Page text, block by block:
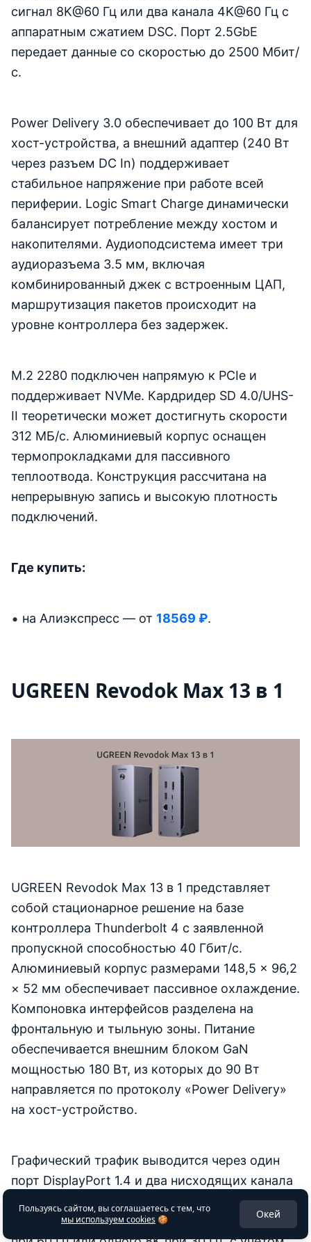
сигнал 8K@60 Гц или два канала 4K@60 Гц с
аппаратным сжатием DSC. Порт 2.5GbE
передает данные со скоростью до 2500 Мбит/
с.
Power Delivery 3.0 обеспечивает до 100 Вт для
хост-устройства, а внешний адаптер (240 Вт
через разъем DC In) поддерживает
стабильное напряжение при работе всей
периферии. Logic Smart Charge динамически
балансирует потребление между хостом и
накопителями. Аудиоподсистема имеет три
аудиоразъема 3.5 мм, включая
комбинированный джек с встроенным ЦАП,
маршрутизация пакетов происходит на
уровне контроллера без задержек.
M.2 2280 подключен напрямую к PCIe и
поддерживает NVMe. Кардридер SD 4.0/UHS-
II теоретически может достигнуть скорости
312 МБ/с. Алюминиевый корпус оснащен
термопрокладками для пассивного
теплоотвода. Конструкция рассчитана на
непрерывную запись и высокую плотность
подключений.
Где купить:
на Алиэкспресс — от 18569 ₽.
UGREEN Revodok Max 13 в 1
UGREEN Revodok Max 13 в 1 представляет
собой стационарное решение на базе
контроллера Thunderbolt 4 с заявленной
пропускной способностью 40 Гбит/с.
Алюминиевый корпус размерами 148,5 × 96,2
× 52 мм обеспечивает пассивное охлаждение.
Компоновка интерфейсов разделена на
фронтальную и тыльную зоны. Питание
обеспечивается внешним блоком GaN
мощностью 180 Вт, из которых до 90 Вт
направляется по протоколу «Power Delivery»
на хост-устройство.
Графический трафик выводится через один
порт DisplayPort 1.4 и два нисходящих канала
одновременную работу двух мониторов 4K
Пользуясь сайтом, вы соглашаетесь с тем, что
мы используем cookies 🍪 Окей